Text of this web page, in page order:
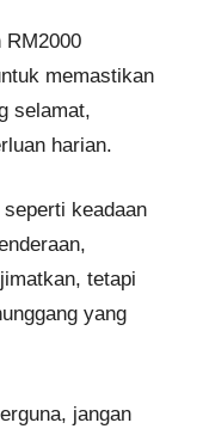
RM2000
memastikan
selamat,
harian.
keadaan
tetapi
yang
jangan